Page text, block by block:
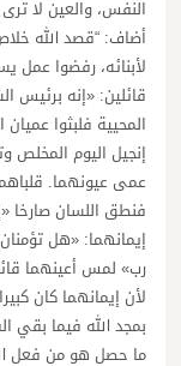
النفس، والعين لا
أضاف: “قصد الله
لأبنائه، رفضوا عمل
قائلين: «إنه برئيس
المحيية فلبثوا
إنجيل اليوم المخلص
عمى عيونهما.
فنطق اللسان صارخا
إيمانهما: «هل
رب» لمس أعينهما
لأن إيمانهما كان
بمجد الله فيما بقي
ما حصل هو من فعل